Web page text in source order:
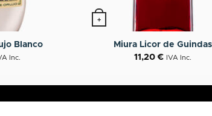
Blanco
Inc.
+
Miura Licor de Guindas
11,20€ IVA Inc.